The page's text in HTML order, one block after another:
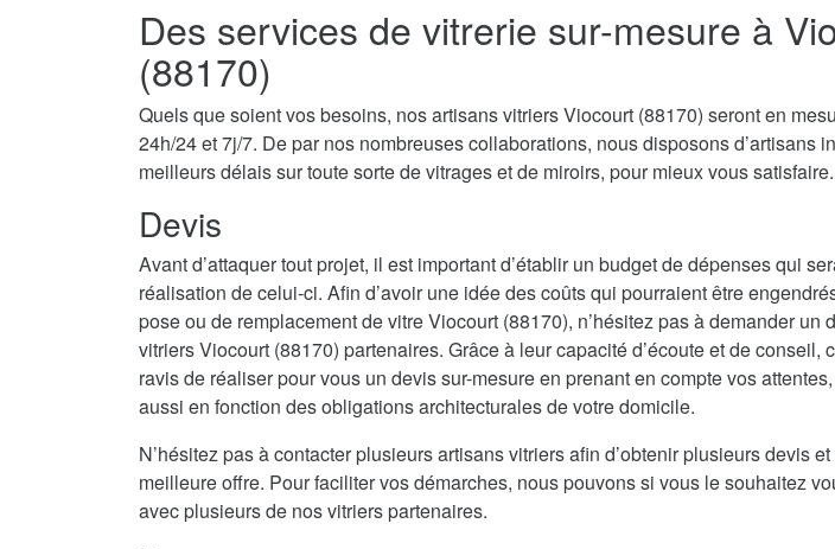
Des services de vitrerie sur-mesure à
(88170)
Quels que soient vos besoins, nos artisans vitriers Viocourt (88170) seront en
24h/24 et 7j/7. De par nos nombreuses collaborations, nous disposons d’artisans
meilleurs délais sur toute sorte de vitrages et de miroirs, pour mieux vous satisfaire.
Devis
Avant d’attaquer tout projet, il est important d’établir un budget de dépenses qui
réalisation de celui-ci. Afin d’avoir une idée des coûts qui pourraient être
pose ou de remplacement de vitre Viocourt (88170), n’hésitez pas à demander un
vitriers Viocourt (88170) partenaires. Grâce à leur capacité d’écoute et de conseil,
ravis de réaliser pour vous un devis sur-mesure en prenant en compte vos
aussi en fonction des obligations architecturales de votre domicile.
N’hésitez pas à contacter plusieurs artisans vitriers afin d’obtenir plusieurs devis
meilleure offre. Pour faciliter vos démarches, nous pouvons si vous le souhaitez
avec plusieurs de nos vitriers partenaires.